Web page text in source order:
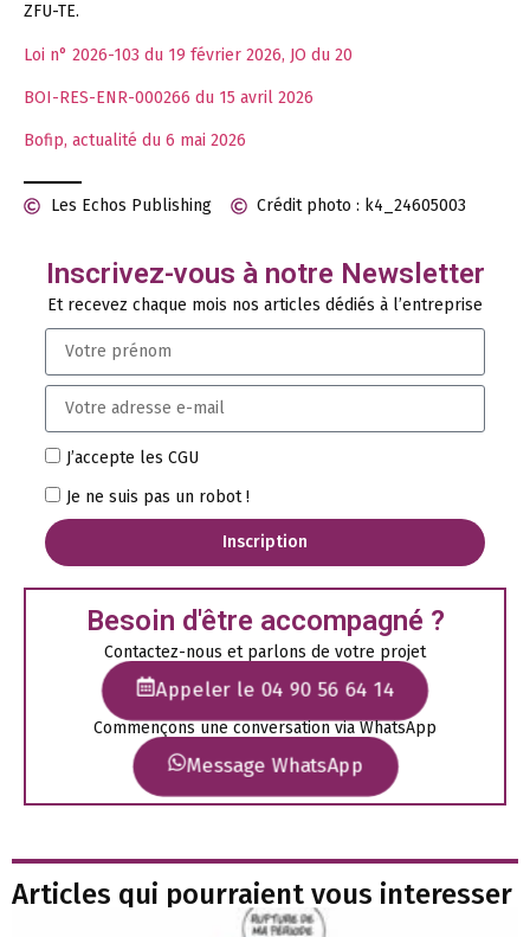
ZFU-TE.
Loi n° 2026-103 du 19 février 2026, JO du 20
BOI-RES-ENR-000266 du 15 avril 2026
Bofip, actualité du 6 mai 2026
Les Echos Publishing Crédit photo : k4_24605003
Inscrivez-vous à notre Newsletter
Et recevez chaque mois nos articles dédiés à l’entreprise
J’accepte les CGU
Je ne suis pas un robot !
Inscription
Besoin d'être accompagné ?
Contactez-nous et parlons de votre projet
Appeler le 04 90 56 64 14
Commençons une conversation via WhatsApp
Message WhatsApp
Articles qui pourraient vous interesser